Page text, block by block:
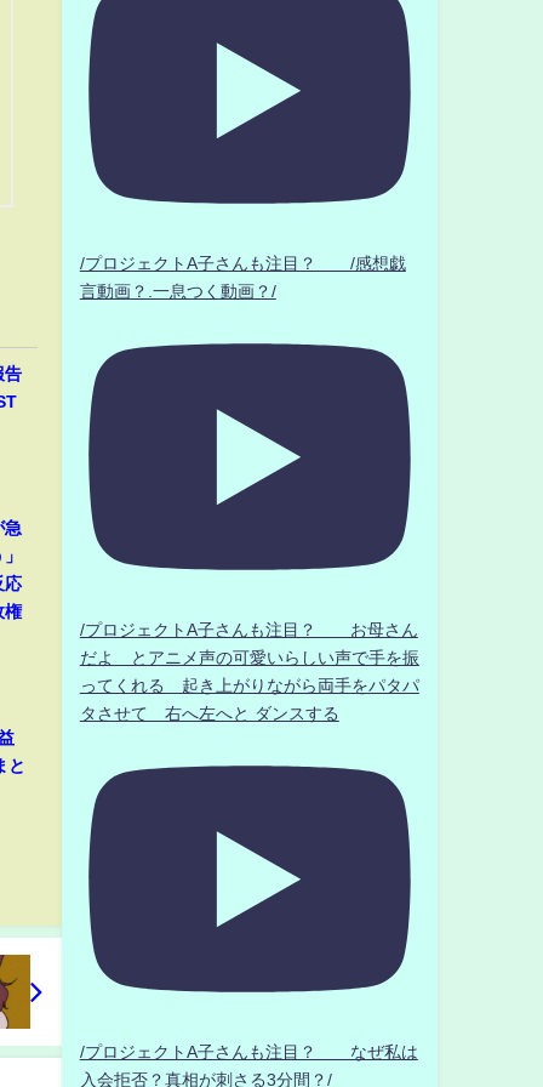
告
急
応
権
と
/プロジェクトA子さんも注目？ /感想戯
言動画？.一息つく動画？/
/プロジェクトA子さんも注目？ お母さん
だよ とアニメ声の可愛いらしい声で手を振
ってくれる 起き上がりながら両手をパタパ
タさせて 右へ左へと ダンスする
/プロジェクトA子さんも注目？ なぜ私は
入会拒否？真相が刺さる3分間？/